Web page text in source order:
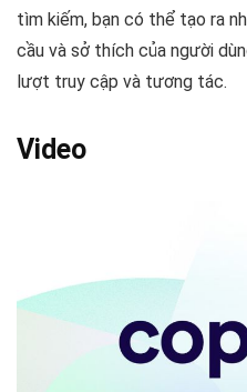
tìm kiếm, bạn có thể tạo ra
cầu và sở thích của người
lượt truy cập và tương tác.
Video